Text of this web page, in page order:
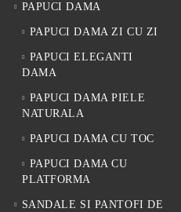
PAPUCI DAMA
PAPUCI DAMA ZI CU ZI
PAPUCI ELEGANTI
DAMA
PAPUCI DAMA PIELE
NATURALA
PAPUCI DAMA CU TOC
PAPUCI DAMA CU
PLATFORMA
SANDALE SI PANTOFI DE